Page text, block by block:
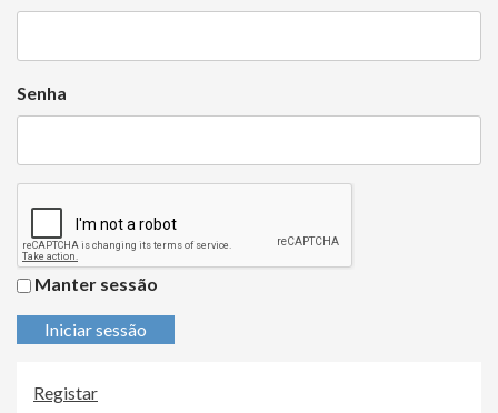
Senha
Manter sessão
Iniciar sessão
Registar